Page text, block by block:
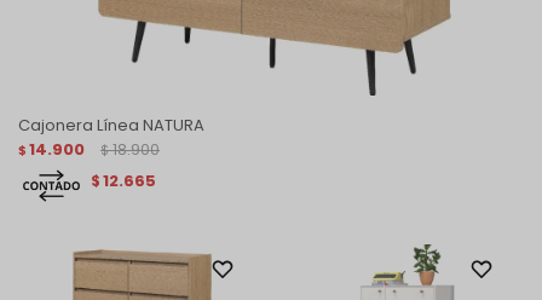
Cajonera Línea NATURA
$ 14.900 $ 18.900
$12.665